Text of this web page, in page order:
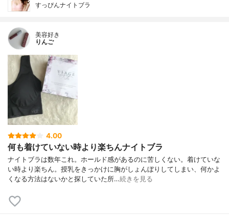
すっぴんナイトブラ
美容好き
りんご
4.00
何も着けていない時より楽ちんナイトブラ
ナイトブラは数年これ。ホールド感があるのに苦しくない。着けていな
い時より楽ちん。授乳をきっかけに胸がしょんぼりしてしまい、何かよ
くなる方法はないかと探していた所…続きを見る